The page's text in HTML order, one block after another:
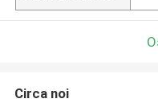
Circa noi